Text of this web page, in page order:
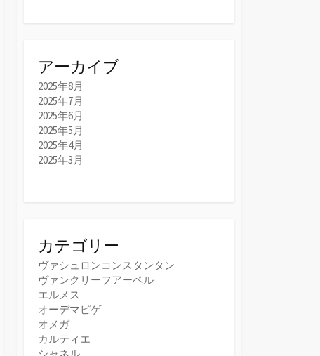
アーカイブ
2025年8月
2025年7月
2025年6月
2025年5月
2025年4月
2025年3月
カテゴリー
ヴァシュロンコンスタンタン
ヴァンクリーフアーペル
エルメス
オーデマピゲ
オメガ
カルティエ